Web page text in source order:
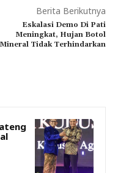
Berita Berikutnya
Eskalasi Demo Di Pati
Meningkat, Hujan Botol
Mineral Tidak Terhindarkan